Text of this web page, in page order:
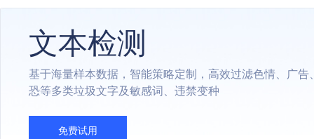
文本检测
基于海量样本数据，智能策略定制，高效过滤色情、广告
恐等多类垃圾文字及敏感词、违禁变种
免费试用